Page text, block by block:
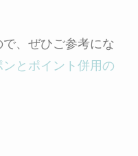
、ぜひご参考にな
ンとポイント併用の